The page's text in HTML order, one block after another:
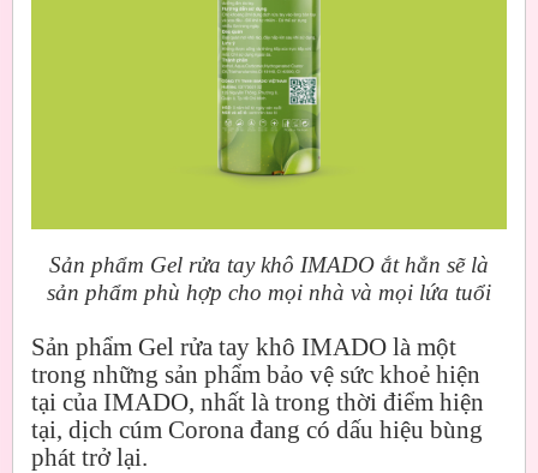
Sản phẩm Gel rửa tay khô IMADO ắt hẳn sẽ là
sản phẩm phù hợp cho mọi nhà và mọi lứa tuổi
Sản phẩm Gel rửa tay khô IMADO là một
trong những sản phẩm bảo vệ sức khoẻ hiện
tại của IMADO, nhất là trong thời điểm hiện
tại, dịch cúm Corona đang có dấu hiệu bùng
phát trở lại.